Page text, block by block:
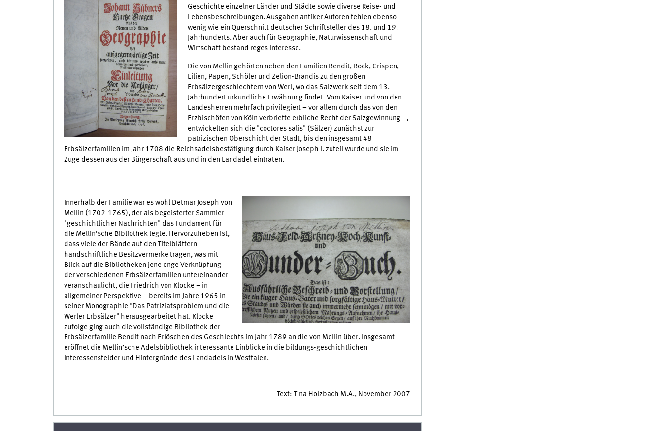
Geschichte einzelner Länder und Städte sowie diverse Reise- und
Lebensbeschreibungen. Ausgaben antiker Autoren fehlen ebenso
wenig wie ein Querschnitt deutscher Schriftsteller des 18. und 19.
Jahrhunderts. Aber auch für Geographie, Naturwissenschaft und
Wirtschaft bestand reges Interesse.
Die von Mellin gehörten neben den Familien Bendit, Bock, Crispen,
Lilien, Papen, Schöler und Zelion-Brandis zu den großen
Erbsälzergeschlechtern von Werl, wo das Salzwerk seit dem 13.
Jahrhundert urkundliche Erwähnung findet. Vom Kaiser und von den
Landesherren mehrfach privilegiert – vor allem durch das von den
Erzbischöfen von Köln verbriefte erbliche Recht der Salzgewinnung –,
entwickelten sich die "coctores salis" (Sälzer) zunächst zur
patrizischen Oberschicht der Stadt, bis den insgesamt 48
Erbsälzerfamilien im Jahr 1708 die Reichsadelsbestätigung durch Kaiser Joseph I. zuteil wurde und sie im
Zuge dessen aus der Bürgerschaft aus und in den Landadel eintraten.
Innerhalb der Familie war es wohl Detmar Joseph von
Mellin (1702-1765), der als begeisterter Sammler
"geschichtlicher Nachrichten" das Fundament für
die Mellin’sche Bibliothek legte. Hervorzuheben ist,
dass viele der Bände auf den Titelblättern
handschriftliche Besitzvermerke tragen, was mit
Blick auf die Bibliotheken jene enge Verknüpfung
der verschiedenen Erbsälzerfamilien untereinander
veranschaulicht, die Friedrich von Klocke – in
allgemeiner Perspektive – bereits im Jahre 1965 in
seiner Monographie "Das Patriziatsproblem und die
Werler Erbsälzer" herausgearbeitet hat. Klocke
zufolge ging auch die vollständige Bibliothek der
Erbsälzerfamilie Bendit nach Erlöschen des Geschlechts im Jahr 1789 an die von Mellin über. Insgesamt
eröffnet die Mellin’sche Adelsbibliothek interessante Einblicke in die bildungs-geschichtlichen
Interessensfelder und Hintergründe des Landadels in Westfalen.
Text: Tina Holzbach M.A., November 2007